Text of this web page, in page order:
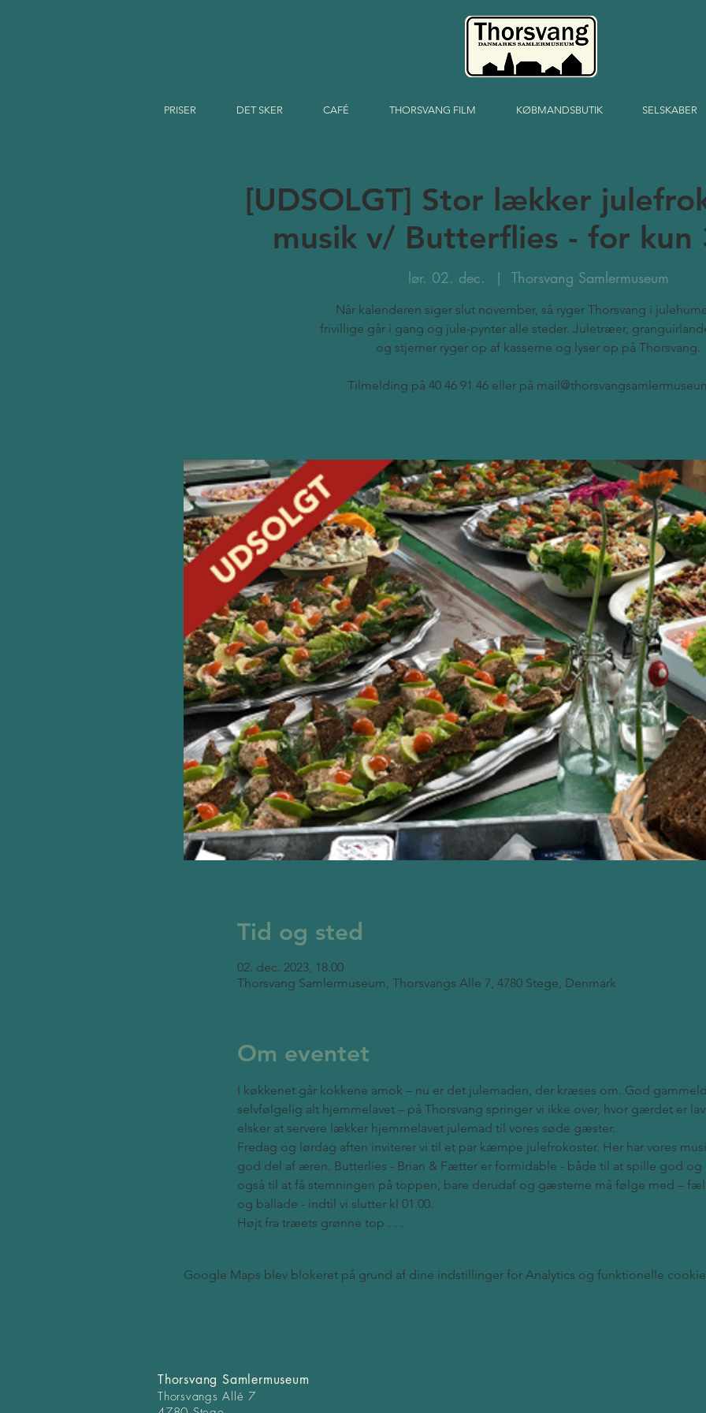
PRISER DET SKER CAFÉ THORSVANG FILM KØBMANDSBUTIK SELSKABER
[UDSOLGT] Stor lækker
musik v/ Butterflies - for kun
lør. 02. dec.
  |
Thorsvang Samlermuseum
Når kalenderen siger slut november, så ryger Thorsvang i
frivillige går i gang og jule-pynter alle steder. Juletræer,
og stjerner ryger op af kasserne og lyser op på Thorsvang.
Tilmelding på 40 46 91 46 eller på
Tid og sted
02. dec. 2023, 18.00
Thorsvang Samlermuseum, Thorsvangs Alle 7, 4780 Stege, Denmark
Om eventet
I køkkenet går kokkene amok – nu er det julemaden, der kræses om. God
selvfølgelig alt hjemmelavet – på Thorsvang springer vi ikke over, hvor gærdet er
elsker at servere lækker hjemmelavet julemad til vores søde gæster.
Fredag og lørdag aften inviterer vi til et par kæmpe julefrokoster. Her har vores
god del af æren. Butterlies - Brian & Fætter er formidable - både til at spille god
også til at få stemningen på toppen, bare derudaf og gæsterne må følge med –
og ballade - indtil vi slutter kl 01.00.
Højt fra træets grønne top . . .
Google Maps blev blokeret på grund af dine indstillinger for Analytics og funktionelle
Thorsvang Samlermuseum
Thorsvangs Allé 7